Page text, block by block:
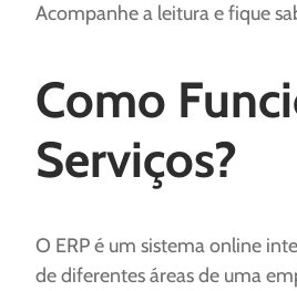
Acompanhe a leitura e fique
Como
Serviços?
O ERP é um sistema online
de diferentes áreas de uma